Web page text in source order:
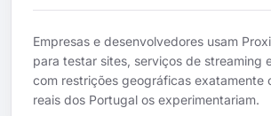
Empresas e desenvolvedores usam
para testar sites, serviços de streaming
com restrições geográficas exatamente
reais dos Portugal os experimentariam.